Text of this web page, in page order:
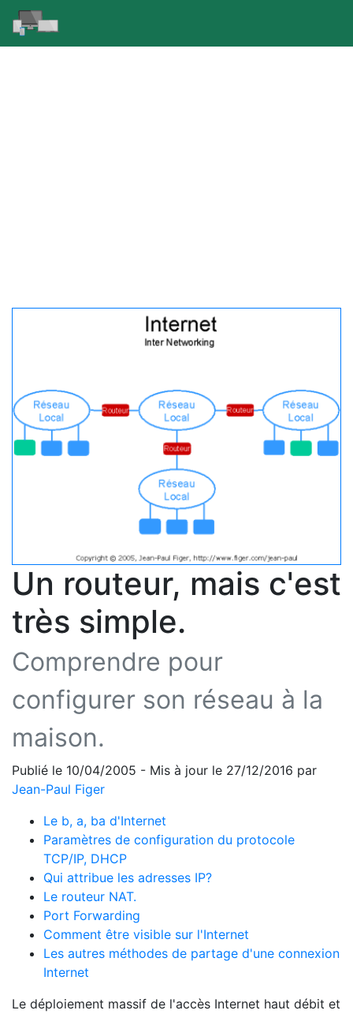
Un routeur, mais c'est
très simple.
Comprendre pour
configurer son réseau à la
maison.
Publié le 10/04/2005 - Mis à jour le 27/12/2016 par
Jean-Paul Figer
Le b, a, ba d'Internet
Paramètres de configuration du protocole
TCP/IP, DHCP
Qui attribue les adresses IP?
Le routeur NAT.
Port Forwarding
Comment être visible sur l'Internet
Les autres méthodes de partage d'une connexion
Internet
Le déploiement massif de l'accès Internet haut débit et